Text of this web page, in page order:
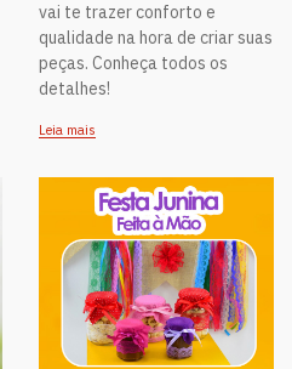
vai te trazer conforto e
qualidade na hora de criar suas
peças. Conheça todos os
detalhes!
Leia mais